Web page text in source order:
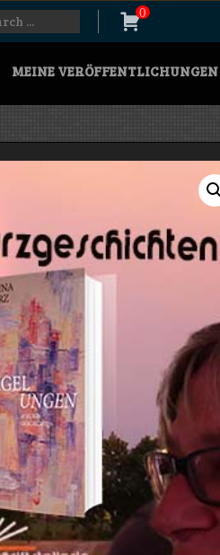
0
MEINE VERÖFFENTLICHUNGEN